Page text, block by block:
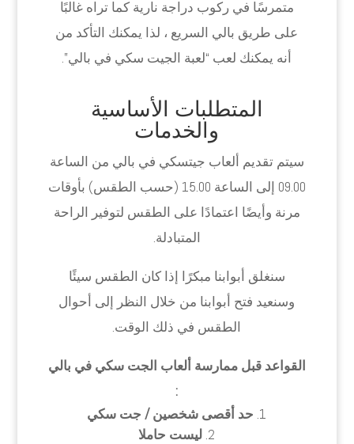
متمرسًا في ركوب دراجة نارية كما تراه غالبًا
على طريق بالي السريع ، لذا يمكنك التأكد من
أنه يمكنك لعب “لعبة الجيت سكي في بالي”.
المتطلبات الأساسية
والخدمات
سيتم تقديم ألعاب جيتسكي في بالي من الساعة
09.00 إلى الساعة 15.00 (حسب الطقس) بأوقات
مرنة وأيضًا اعتمادًا على الطقس لتوفير الراحة
المتبادلة.
سنغلق أبوابنا مبكرًا إذا كان الطقس سيئًا
وسنعيد فتح أبوابنا من خلال النظر إلى أحوال
الطقس في ذلك الوقت.
القواعد قبل ممارسة ألعاب الجت سكي في بالي
:
حد أقصى شخصين / جت سكي
ليست حاملا